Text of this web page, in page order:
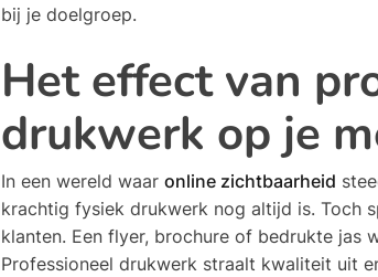
bij je doelgroep.
Het effect van
drukwerk op je
In een wereld waar online zichtbaarheid
krachtig fysiek drukwerk nog altijd is. Toch
klanten. Een flyer, brochure of bedrukte jas
Professioneel drukwerk straalt kwaliteit uit